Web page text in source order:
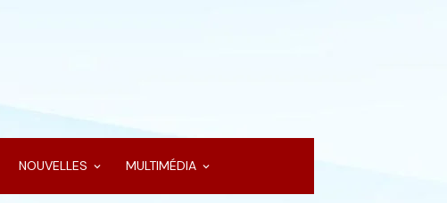
NOUVELLES MULTIMÉDIA